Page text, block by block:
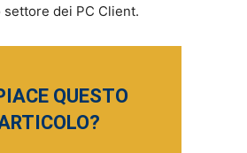
dei PC Client.
QUESTO